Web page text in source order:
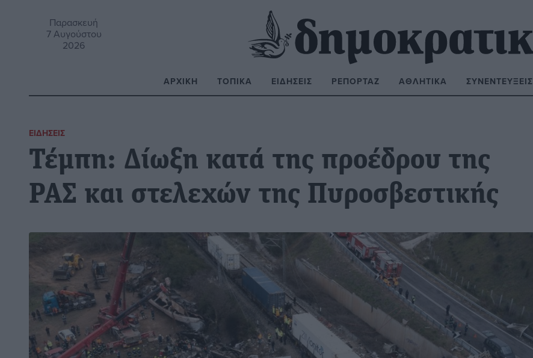
Παρασκευή
7 Αυγούστου
2026
ΑΡΧΙΚΉ ΤΟΠΙΚΆ ΕΙΔΉΣΕΙΣ ΡΕΠΟΡΤΆΖ ΑΘΛΗΤΙΚΆ ΣΥΝΕΝΤΕΎΞΕΙΣ
ΕΙΔΉΣΕΙΣ
Τέμπη: Δίωξη κατά της προέδρου της
ΡΑΣ και στελεχών της Πυροσβεστικής